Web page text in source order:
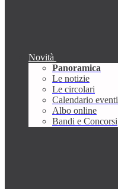
Novità
Panoramica
Le notizie
Le circolari
Calendario eventi
Albo online
Bandi e Concorsi